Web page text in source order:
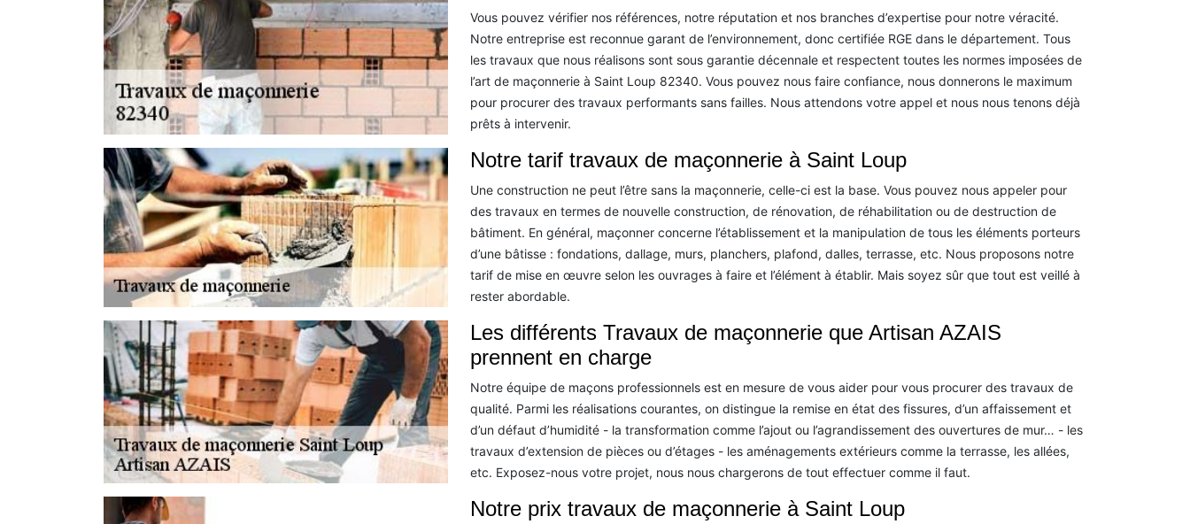
Vous pouvez vérifier nos références, notre réputation et nos branches d’expertise pour notre véracité.
Notre entreprise est reconnue garant de l’environnement, donc certifiée RGE dans le département. Tous
les travaux que nous réalisons sont sous garantie décennale et respectent toutes les normes imposées de
l’art de maçonnerie à Saint Loup 82340. Vous pouvez nous faire confiance, nous donnerons le maximum
pour procurer des travaux performants sans failles. Nous attendons votre appel et nous nous tenons déjà
prêts à intervenir.
Notre tarif travaux de maçonnerie à Saint Loup
Une construction ne peut l’être sans la maçonnerie, celle-ci est la base. Vous pouvez nous appeler pour
des travaux en termes de nouvelle construction, de rénovation, de réhabilitation ou de destruction de
bâtiment. En général, maçonner concerne l’établissement et la manipulation de tous les éléments porteurs
d’une bâtisse : fondations, dallage, murs, planchers, plafond, dalles, terrasse, etc. Nous proposons notre
tarif de mise en œuvre selon les ouvrages à faire et l’élément à établir. Mais soyez sûr que tout est veillé à
rester abordable.
Les différents Travaux de maçonnerie que Artisan AZAIS
prennent en charge
Notre équipe de maçons professionnels est en mesure de vous aider pour vous procurer des travaux de
qualité. Parmi les réalisations courantes, on distingue la remise en état des fissures, d’un affaissement et
d’un défaut d’humidité - la transformation comme l’ajout ou l’agrandissement des ouvertures de mur… - les
travaux d’extension de pièces ou d’étages - les aménagements extérieurs comme la terrasse, les allées,
etc. Exposez-nous votre projet, nous nous chargerons de tout effectuer comme il faut.
Notre prix travaux de maçonnerie à Saint Loup